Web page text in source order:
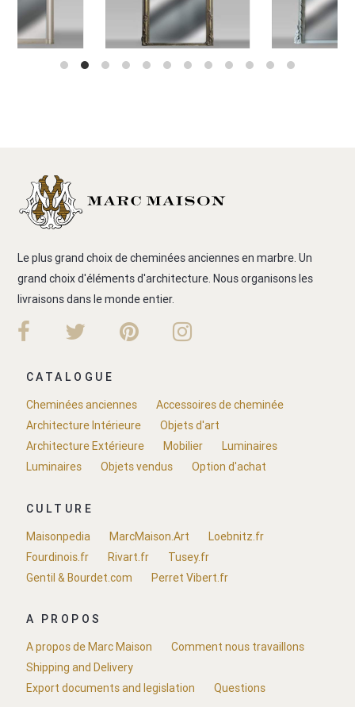
Le plus grand choix de cheminées anciennes en marbre. Un
grand choix d'éléments d'architecture. Nous organisons les
livraisons dans le monde entier.
CATALOGUE
Cheminées anciennes
Accessoires de cheminée
Architecture Intérieure
Objets d'art
Architecture Extérieure
Mobilier
Luminaires
Luminaires
Objets vendus Option d'achat
CULTURE
Maisonpedia
MarcMaison.Art
Loebnitz.fr
Fourdinois.fr
Rivart.fr
Tusey.fr
Gentil & Bourdet.com
Perret Vibert.fr
A PROPOS
A propos de Marc Maison
Comment nous travaillons
Shipping and Delivery
Export documents and legislation
Questions